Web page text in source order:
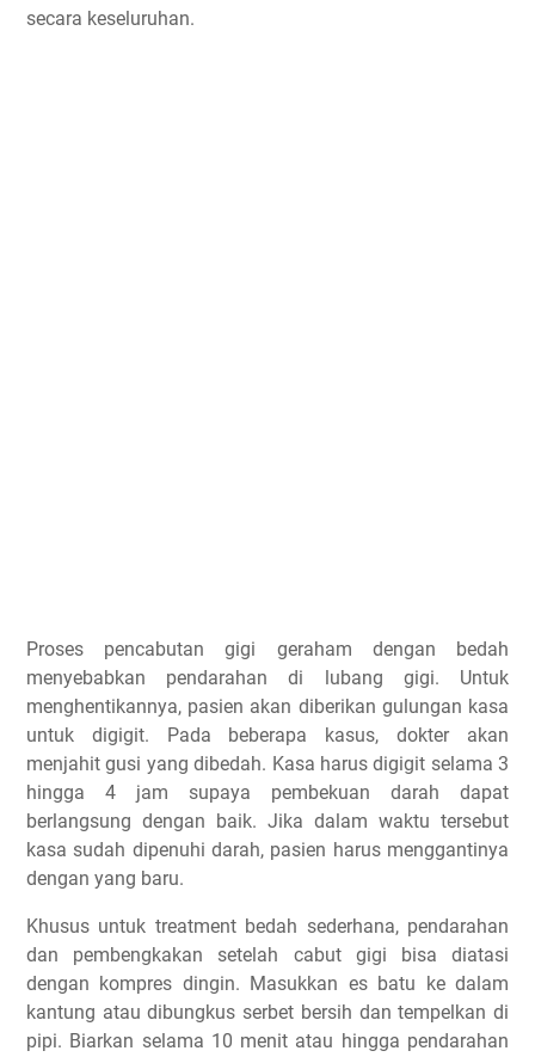
secara keseluruhan.
Proses pencabutan gigi geraham dengan bedah
menyebabkan pendarahan di lubang gigi. Untuk
menghentikannya, pasien akan diberikan gulungan kasa
untuk digigit. Pada beberapa kasus, dokter akan
menjahit gusi yang dibedah. Kasa harus digigit selama 3
hingga 4 jam supaya pembekuan darah dapat
berlangsung dengan baik. Jika dalam waktu tersebut
kasa sudah dipenuhi darah, pasien harus menggantinya
dengan yang baru.
Khusus untuk treatment bedah sederhana, pendarahan
dan pembengkakan setelah cabut gigi bisa diatasi
dengan kompres dingin. Masukkan es batu ke dalam
kantung atau dibungkus serbet bersih dan tempelkan di
pipi. Biarkan selama 10 menit atau hingga pendarahan